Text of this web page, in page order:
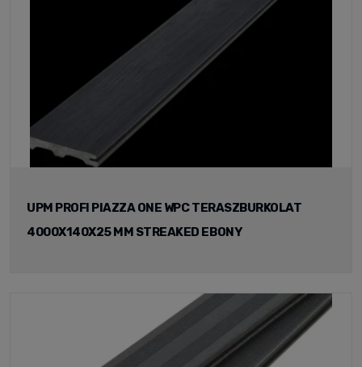
UPM PROFI PIAZZA ONE WPC TERASZBURKOLAT
4000X140X25 MM STREAKED EBONY